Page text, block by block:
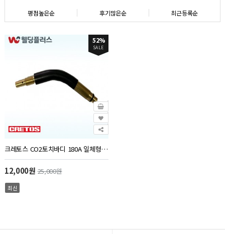
평점높은순 후기많은순 최근등록순
52%
SALE
크레토스 CO2토치바디 180A 일체형 고급 (1EA/PK)
12,000원25,000원
최신